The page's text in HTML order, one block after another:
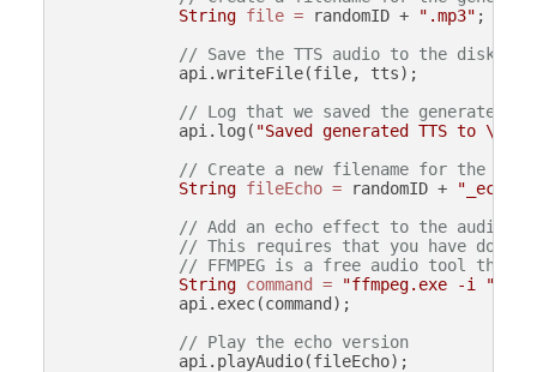
String file = randomID + ".mp3" ;
// Save the TTS audio to the disk
            api.writeFile(file, tts);
// Log that we saved the generated
            api.log(
"Saved generated TTS to \""
// Create a new filename for the
String fileEcho = randomID +
// Add an echo effect to the audio file
// This requires that you have
// FFMPEG is a free audio tool that
String command = "ffmpeg.exe -i "
            api.exec(command);
// Play the echo version
            api.playAudio(fileEcho);